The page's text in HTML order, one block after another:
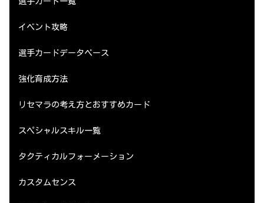
イベント攻略
選手カードデータベース
強化育成方法
リセマラの考え方とおすすめカード
スペシャルスキル一覧
タクティカルフォーメーション
カスタムセンス